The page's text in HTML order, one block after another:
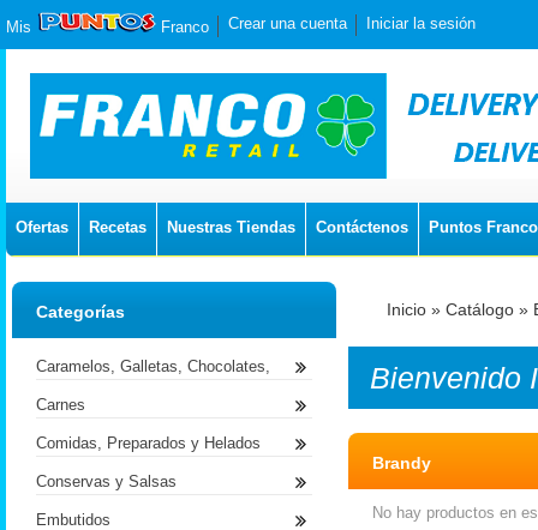
Mis Franco Crear una cuenta Iniciar la sesión
Ofertas Recetas Nuestras Tiendas Contáctenos Puntos Franco
Inicio » Catálogo »
Bienvenido
Brandy
No hay productos en
Categorías
Caramelos, Galletas, Chocolates,
Carnes
Comidas, Preparados y Helados
Conservas y Salsas
Embutidos